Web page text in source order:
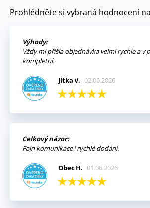
Prohlédněte si vybraná hodnocení
Výhody:
Vždy mi přišla objednávka velmi rychle a v
kompletní.
Jitka V. 02.06.2026
Celkový názor:
Fajn komunikace i rychlé dodání.
Obec H. 01.06.2026